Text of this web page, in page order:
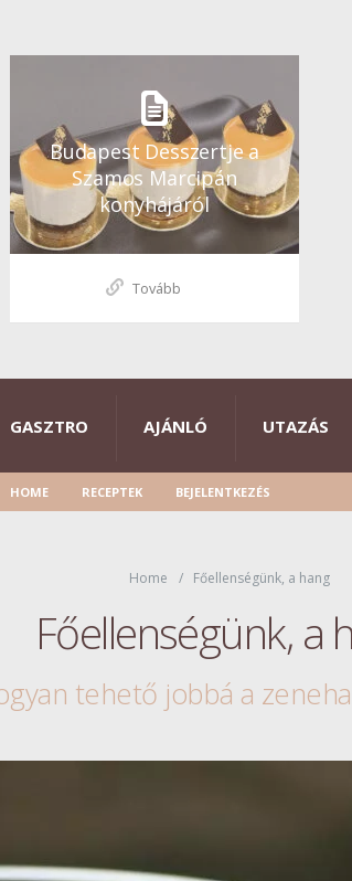
Budapest Desszertje a
Szamos Marcipán
konyhájáról
Tovább
GASZTRO AJÁNLÓ UTAZÁS
HOME RECEPTEK BEJELENTKEZÉS
Home Főellenségünk, a hang
Főellenségünk, a
tehető jobbá a